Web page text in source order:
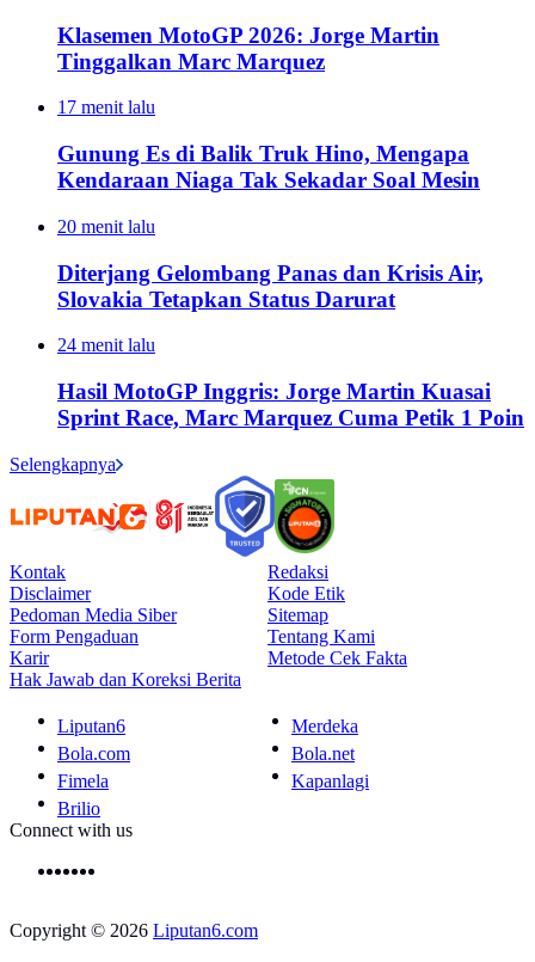
Klasemen MotoGP 2026: Jorge Martin
Tinggalkan Marc Marquez
17 menit lalu
Gunung Es di Balik Truk Hino, Mengapa
Kendaraan Niaga Tak Sekadar Soal Mesin
20 menit lalu
Diterjang Gelombang Panas dan Krisis Air,
Slovakia Tetapkan Status Darurat
24 menit lalu
Hasil MotoGP Inggris: Jorge Martin Kuasai
Sprint Race, Marc Marquez Cuma Petik 1 Poin
Selengkapnya
Kontak
Redaksi
Disclaimer
Kode Etik
Pedoman Media Siber
Sitemap
Form Pengaduan
Tentang Kami
Karir
Metode Cek Fakta
Hak Jawab dan Koreksi Berita
Liputan6
Merdeka
Bola.com
Bola.net
Fimela
Kapanlagi
Brilio
Connect with us
Copyright © 2026 Liputan6.com